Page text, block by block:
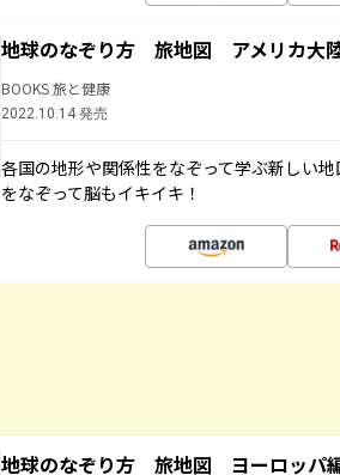
地球のなぞり方 旅地図 アメリカ大
BOOKS 旅と健康
2022.10.14 発売
各国の地形や関係性をなぞって学ぶ新しい
をなぞって脳もイキイキ！
地球のなぞり方 旅地図 ヨーロッパ